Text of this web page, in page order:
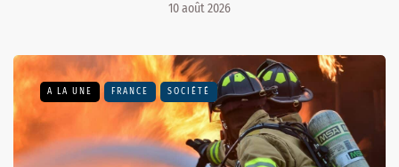
10 août 2026
A LA UNE FRANCE SOCIÉTÉ